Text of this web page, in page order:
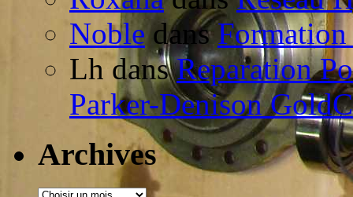
Noble dans
Lh dansReparation
Parker-Denison
Archives